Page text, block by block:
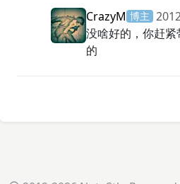
CrazyM 博主
没啥好的，你赶
的